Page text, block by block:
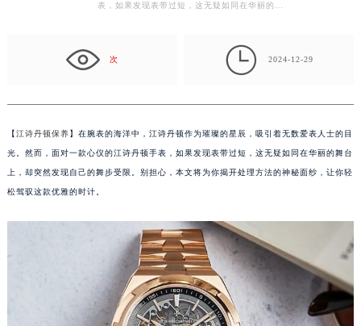
表，如果发现表带过短，这无疑如同在华丽的…
次  2024-12-29
【江诗丹顿保养】在腕表的海洋中，江诗丹顿作为璀璨的星辰，吸引着无数爱表人士的目
光。然而，面对一款心仪的江诗丹顿手表，如果发现表带过短，这无疑如同在华丽的舞台
上，却突然发现自己的舞步受限。别担心，本文将为你揭开处理方法的神秘面纱，让你轻
松驾驭这款优雅的时计。